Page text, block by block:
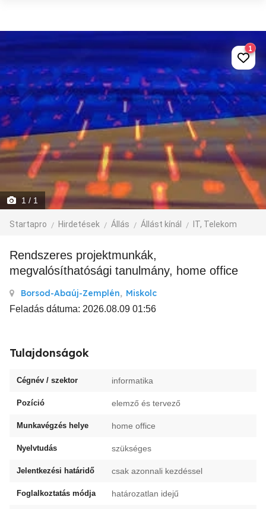
1 / 1
Startapro Hirdetések Állás Állást kínál IT, Telekom
1
Rendszeres projektmunkák,
megvalósíthatósági tanulmány, home office
Borsod-Abaúj-Zemplén, Miskolc
Feladás dátuma: 2026.08.09 01:56
Tulajdonságok
Cégnév / szektor informatika
Pozíció elemző és tervező
Munkavégzés helye home office
Nyelvtudás szükséges
Jelentkezési határidő csak azonnali kezdéssel
Foglalkoztatás módja határozatlan idejű